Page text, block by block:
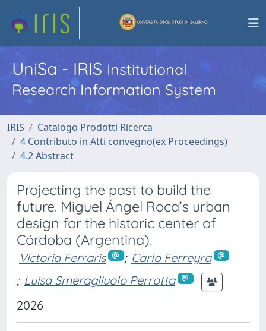
UniSa - IRISInstitutional
Research Information System
IRIS
Catalogo Prodotti Ricerca
4 Contributo in Atti convegno(ex Proceedings)
4.2 Abstract
Projecting the past to build the
future. Miguel Ángel Roca’s urban
design for the historic center of
Córdoba (Argentina).
Victoria Ferraris ; Carla Ferreyra
; Luisa Smeragliuolo Perrotta
2026